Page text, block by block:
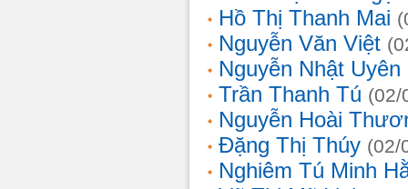
Hồ Thị Thanh Mai
Nguyễn Văn Việt
Nguyễn Nhật Uyên
Trần Thanh Tú (02/
Nguyễn Hoài
Đặng Thị Thúy (02/
Nghiêm Tú Minh